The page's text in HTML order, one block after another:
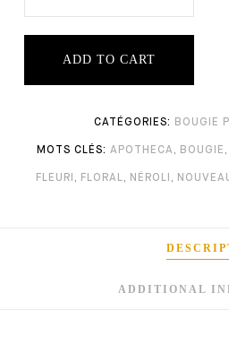
ADD TO CART
BOUGIE
APOTHECA , BOUGIE ,
FLEURI , FLORAL, NÉROLI ,
ADDITIONAL